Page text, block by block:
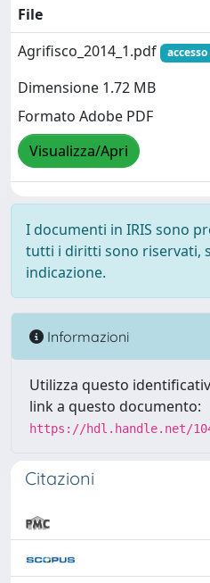
File
Agrifisco_2014_1.pdf
Dimensione 1.72 MB
Formato Adobe PDF
Visualizza/Apri
I documenti in IRIS sono
tutti i diritti sono riservati,
indicazione.
Informazioni
Utilizza questo
link a questo documento:
https://hdl.handle.net/
Citazioni